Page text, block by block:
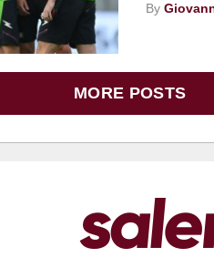
By
MORE POSTS